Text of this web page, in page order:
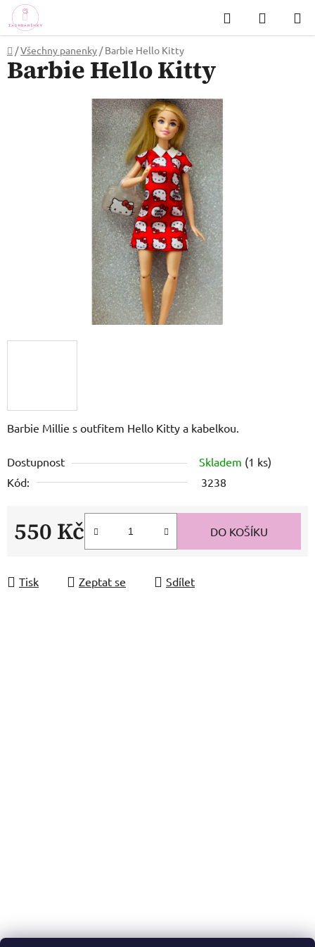
Přejít
na
obsah
Hledat
KOŠÍK
Domů
/Všechny panenky / Barbie Hello Kitty
Barbie Millie s outfitem Hello Kitty a kabelkou.
Dostupnost Skladem (1 ks)
Kód:
3238
550 Kč DO KOŠÍKU
Tisk Zeptat se Sdílet
Barbie Hello Kitty